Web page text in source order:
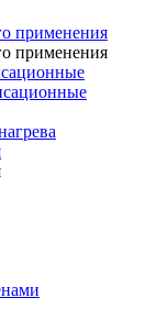
применения
применения